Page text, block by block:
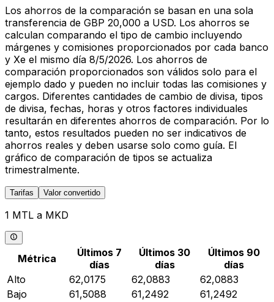
Los ahorros de la comparación se basan en una sola
transferencia de GBP 20,000 a USD. Los ahorros se
calculan comparando el tipo de cambio incluyendo
márgenes y comisiones proporcionados por cada banco
y Xe el mismo día 8/5/2026. Los ahorros de
comparación proporcionados son válidos solo para el
ejemplo dado y pueden no incluir todas las comisiones y
cargos. Diferentes cantidades de cambio de divisa, tipos
de divisa, fechas, horas y otros factores individuales
resultarán en diferentes ahorros de comparación. Por lo
tanto, estos resultados pueden no ser indicativos de
ahorros reales y deben usarse solo como guía. El
gráfico de comparación de tipos se actualiza
trimestralmente.
Tarifas Valor convertido
1 MTL a MKD
Métrica
Últimos 7
días
Últimos 30
días
Últimos 90
días
Alto
62,0175 62,0883
62,0883
Bajo
61,5088 61,2492
61,2492